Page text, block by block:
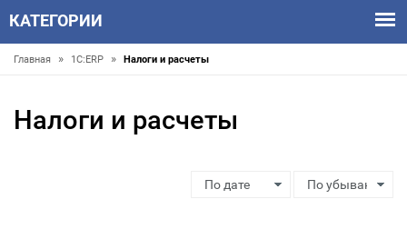
КАТЕГОРИИ
Главная » 1С:ERP » Налоги и расчеты
Налоги и расчеты